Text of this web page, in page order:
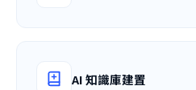
AI 知識庫建置